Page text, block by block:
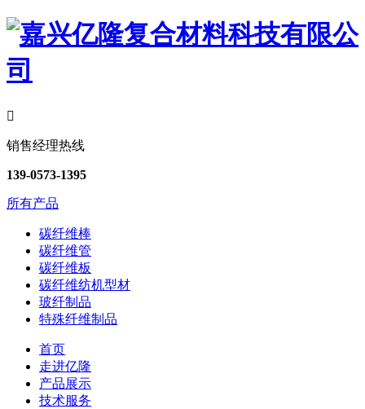

销售经理热线
139-0573-1395
所有产品
碳纤维棒
碳纤维管
碳纤维板
碳纤维纺机型材
玻纤制品
特殊纤维制品
首页
走进亿隆
产品展示
技术服务